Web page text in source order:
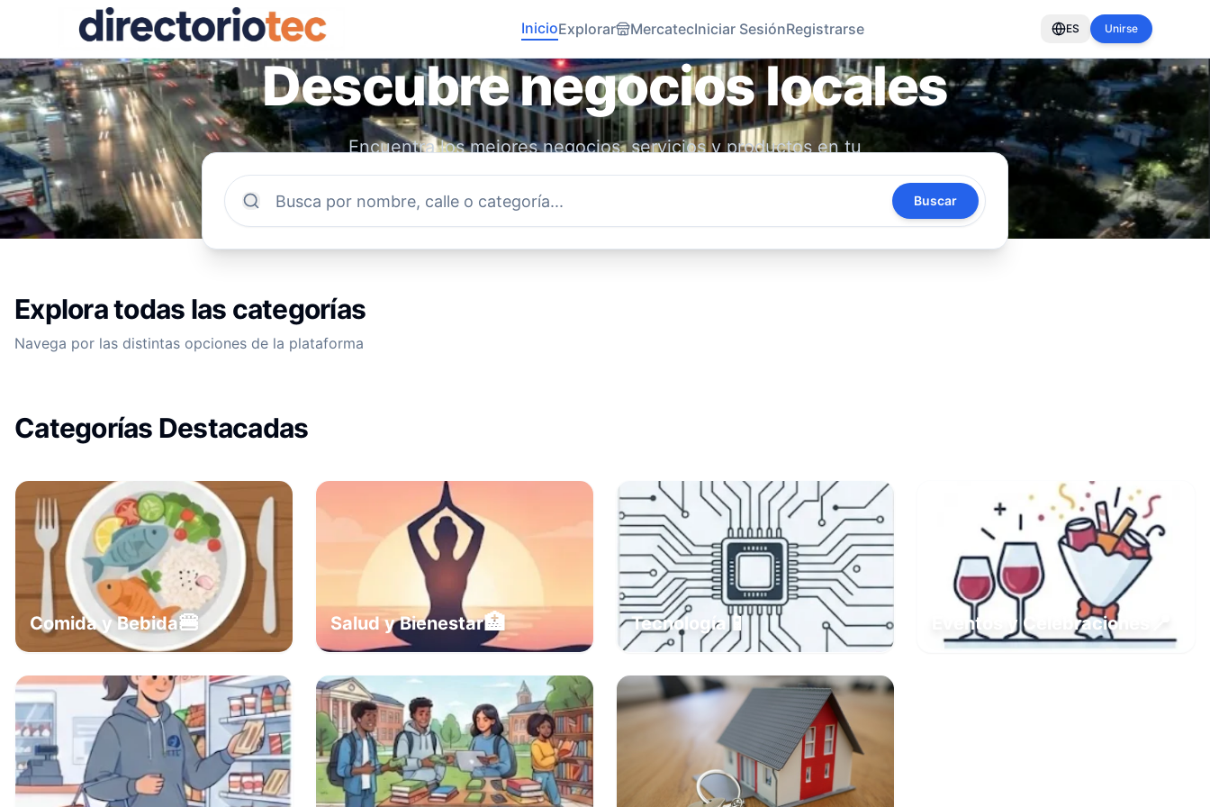
InicioExplorar MercatecIniciar SesiónRegistrarse ES Unirse
Descubre negocios locales
Encuentra los mejores negocios, servicios y productos en tu
comunidad. Conecta con emprendedores locales y apoya tu
Buscar
Explora todas las categorías
Navega por las distintas opciones de la plataforma
Categorías Destacadas
Comida y Bebida🍔 Salud y Bienestar🏥 Tecnología 📱 Eventos y Celebraciones